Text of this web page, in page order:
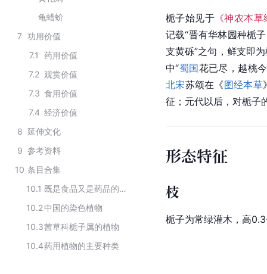
龟蜡蚧
7 功用价值
7.1
药用价值
7.2 观赏价值
7.3 食用价值
7.4 经济价值
8 延伸文化
9 参考资料
10 条目合集
10.1
既是食品又是药品的物品名单
10.2中国的染色植物
10.3茜草科栀子属的植物
10.4药用植物的主要种类
栀子始见于 《神农本
记载“晋有华林园种栀
支黄砾”之句，鲜支即
中“蜀国花已尽，越桃
北宋苏颂在《图经本草
征；元代以后，对栀子
形态特征
枝
栀子为常绿灌木，高